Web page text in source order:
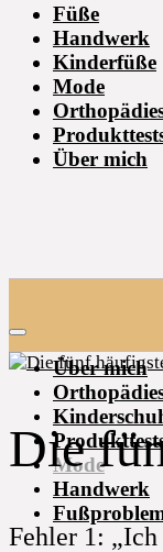
Füße
Handwerk
Kinderfüße
Mode
Über mich
Über mich
Mode
Handwerk
Die
Fehler 1: